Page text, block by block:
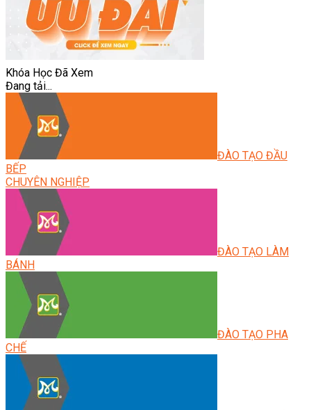
Khóa Học Đã Xem
Đang tải...
ĐÀO TẠO ĐẦU
BẾP
CHUYÊN NGHIỆP
ĐÀO TẠO LÀM
BÁNH
ĐÀO TẠO PHA
CHẾ